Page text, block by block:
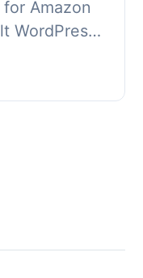
Amazon
WordPress
for